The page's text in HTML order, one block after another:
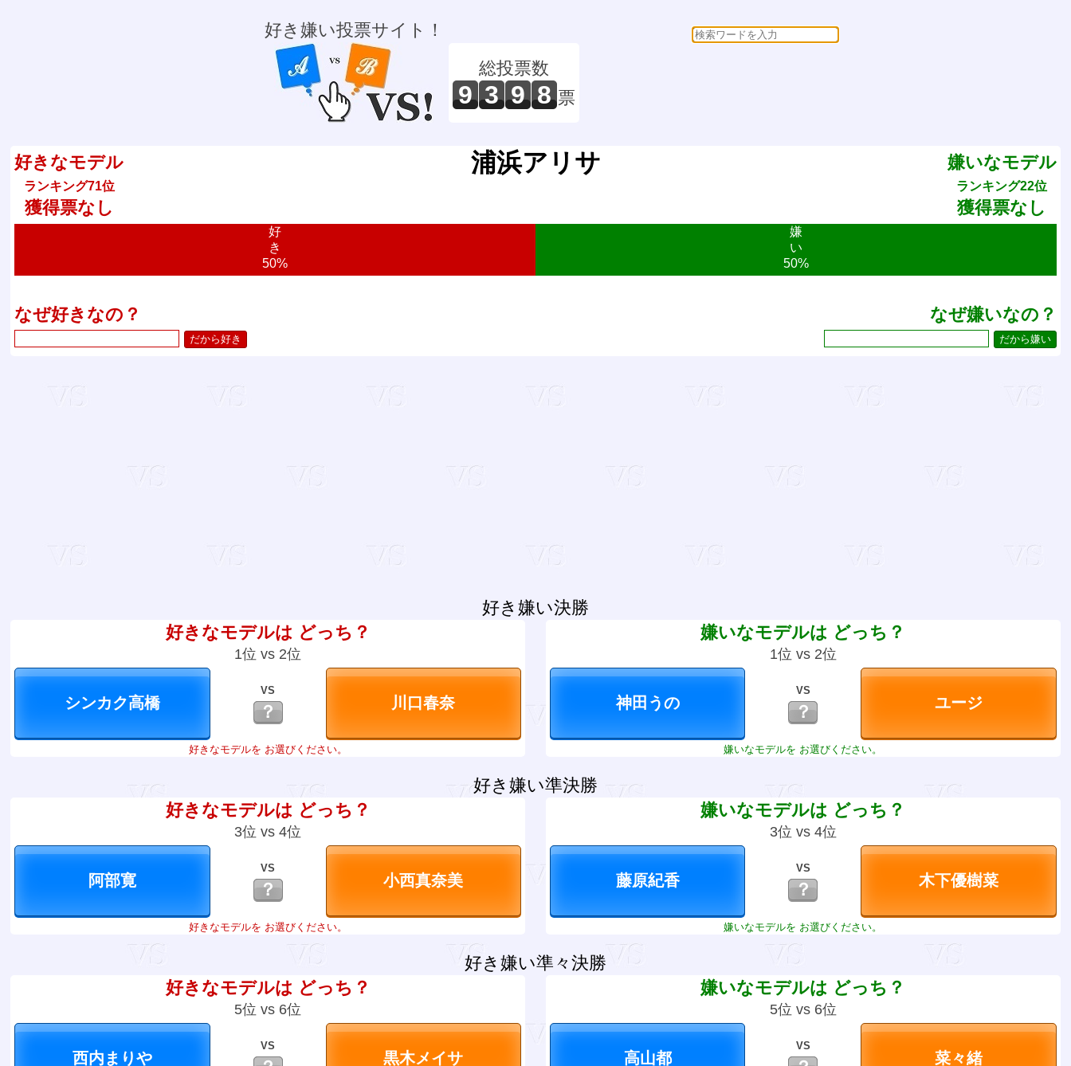
好き嫌い投票サイト！
総投票数
9 3 9 8 票
好きなモデル
ランキング71位
獲得票なし
嫌いなモデル
ランキング22位
獲得票なし
浦浜アリサ
好
き
50%
嫌
い
50%
なぜ好きなの？ なぜ嫌いなの？
好き嫌い決勝
好きなモデルは どっち？
1位 vs 2位
VS
？
好きなモデルを お選びください。
嫌いなモデルは どっち？
1位 vs 2位
VS
？
嫌いなモデルを お選びください。
好き嫌い準決勝
好きなモデルは どっち？
3位 vs 4位
VS
？
好きなモデルを お選びください。
嫌いなモデルは どっち？
3位 vs 4位
VS
？
嫌いなモデルを お選びください。
好き嫌い準々決勝
好きなモデルは どっち？
5位 vs 6位
VS
嫌いなモデルは どっち？
5位 vs 6位
VS